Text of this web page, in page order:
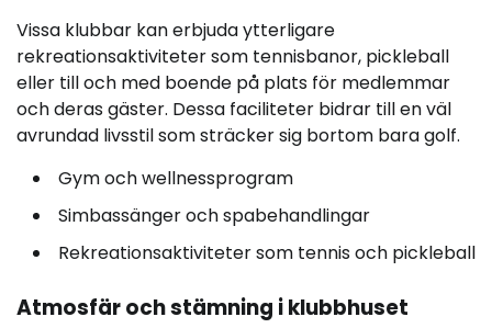
Vissa klubbar kan erbjuda ytterligare
rekreationsaktiviteter som tennisbanor, pickleball
eller till och med boende på plats för medlemmar
och deras gäster. Dessa faciliteter bidrar till en väl
avrundad livsstil som sträcker sig bortom bara golf.
Gym och wellnessprogram
Simbassänger och spabehandlingar
Rekreationsaktiviteter som tennis och pickleball
Atmosfär och stämning i klubbhuset